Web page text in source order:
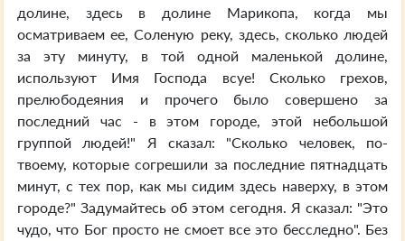
долине, здесь в долине Марикопа, когда мы
осматриваем ее, Соленую реку, здесь, сколько людей
за эту минуту, в той одной маленькой долине,
используют Имя Господа всуе! Сколько грехов,
прелюбодеяния и прочего было совершено за
последний час - в этом городе, этой небольшой
группой людей!" Я сказал: "Сколько человек, по-
твоему, которые согрешили за последние пятнадцать
минут, с тех пор, как мы сидим здесь наверху, в этом
городе?" Задумайтесь об этом сегодня. Я сказал: "Это
чудо, что Бог просто не смоет все это бесследно". Без